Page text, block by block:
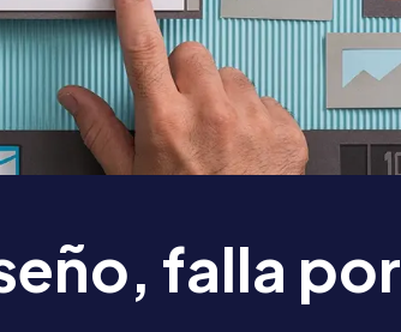
falla por